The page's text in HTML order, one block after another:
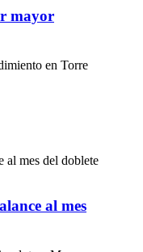
mayor
al mes